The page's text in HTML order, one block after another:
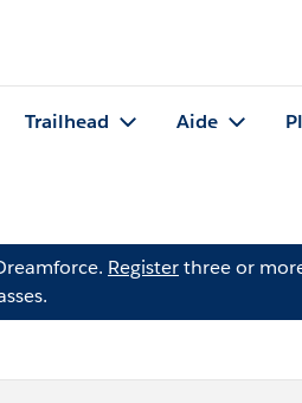
Trailhead Aide
Registerthree or